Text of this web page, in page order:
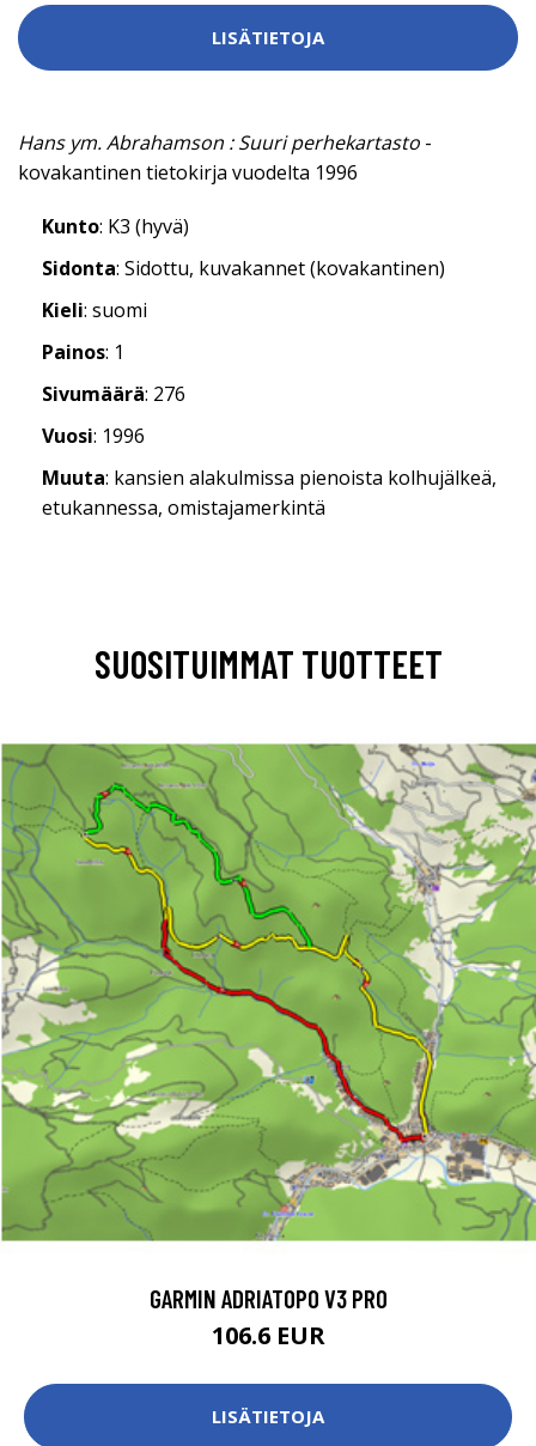
LISÄTIETOJA
Hans ym. Abrahamson : Suuri perhekartasto -
kovakantinen tietokirja vuodelta 1996
Kunto: K3 (hyvä)
Sidonta: Sidottu, kuvakannet (kovakantinen)
Kieli: suomi
Painos: 1
Sivumäärä: 276
Vuosi: 1996
Muuta: kansien alakulmissa pienoista kolhujälkeä,
etukannessa, omistajamerkintä
SUOSITUIMMAT TUOTTEET
GARMIN ADRIATOPO V3 PRO
106.6 EUR
LISÄTIETOJA